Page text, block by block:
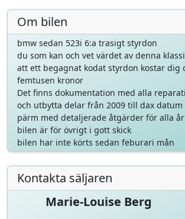
Om bilen
bmw sedan 523i 6:a trasigt styrdon
du som kan och vet värdet av denna
att ett begagnat kodat styrdon kostar dig
femtusen kronor
Det finns dokumentation med alla
och utbytta delar från 2009 till dax datum
pärm med detaljerade åtgärder för alla år
bilen är för övrigt i gott skick
bilen har inte körts sedan feburari mån
Kontakta säljaren
Marie-Louise Berg